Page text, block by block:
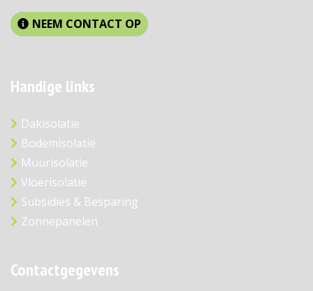
NEEM CONTACT OP
Handige links
Dakisolatie
Bodemisolatie
Muurisolatie
Vloerisolatie
Subsidies & Besparing
Zonnepanelen
Contactgegevens